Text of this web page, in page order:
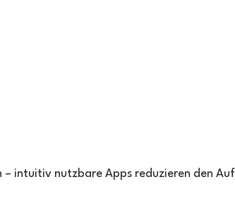
– intuitiv nutzbare Apps reduzieren den